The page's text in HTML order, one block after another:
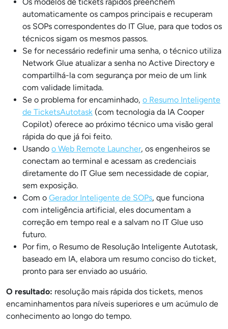
automaticamente os campos principais e recuperam
os SOPs correspondentes do IT Glue, para que todos os
técnicos sigam os mesmos passos.
Se for necessário redefinir uma senha, o técnico utiliza
Network Glue atualizar a senha no Active Directory e
compartilhá-la com segurança por meio de um link
com validade limitada.
Se o problema for encaminhado, o Resumo Inteligente
de TicketsAutotask (com tecnologia da IA Cooper
Copilot) oferece ao próximo técnico uma visão geral
rápida do que já foi feito.
Usando o Web Remote Launcher, os engenheiros se
conectam ao terminal e acessam as credenciais
diretamente do IT Glue sem necessidade de copiar,
sem exposição.
Com o Gerador Inteligente de SOPs, que funciona
com inteligência artificial, eles documentam a
correção em tempo real e a salvam no IT Glue uso
futuro.
Por fim, o Resumo de Resolução Inteligente Autotask,
baseado em IA, elabora um resumo conciso do ticket,
pronto para ser enviado ao usuário.
O resultado: resolução mais rápida dos tickets, menos
encaminhamentos para níveis superiores e um acúmulo de
conhecimento ao longo do tempo.